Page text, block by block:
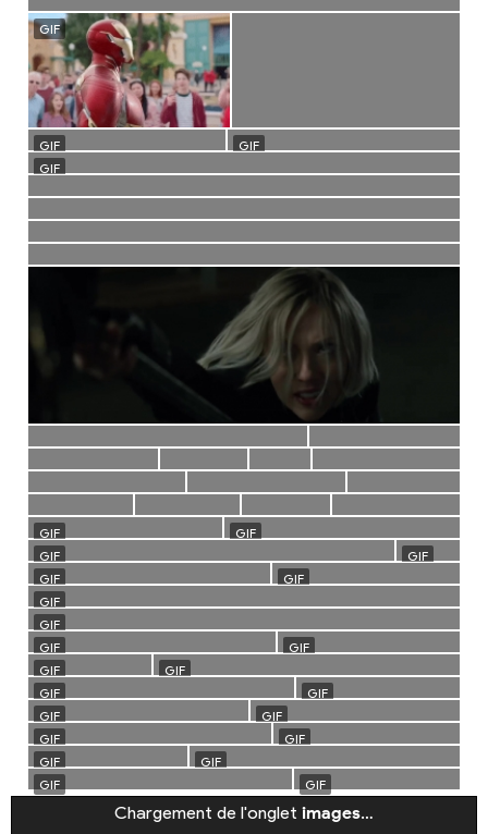
Chargement de l'onglet images…